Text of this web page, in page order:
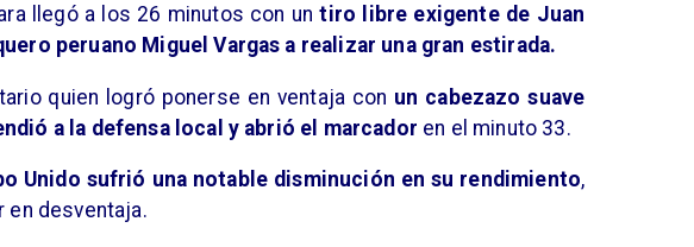
llegó a los 26 minutos con untiro libre exigente de Juan
peruano Miguel Vargas a realizar una gran estirada.
quien logró ponerse en ventaja con un cabezazo suave
a la defensa local y abrió el marcador en el minuto 33.
Unido sufrió una notable disminución en su rendimiento,
en desventaja.